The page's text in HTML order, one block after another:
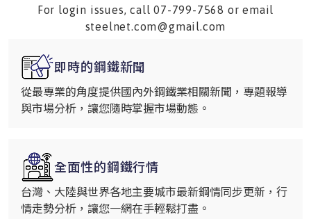
For login issues, call 07-799-7568 or email
steelnet.com@gmail.com
即時的鋼鐵新聞
從最專業的角度提供國內外鋼鐵業相關新聞，專題報導
與市場分析，讓您隨時掌握市場動態。
全面性的鋼鐵行情
台灣、大陸與世界各地主要城市最新鋼情同步更新，行
情走勢分析，讓您一網在手輕鬆打盡。